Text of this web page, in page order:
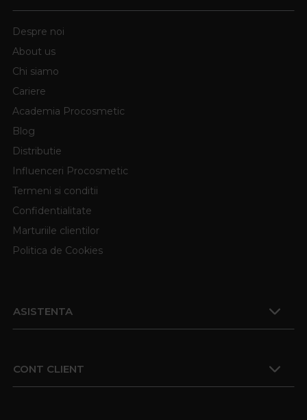
Despre noi
About us
Chi siamo
Cariere
Academia Procosmetic
Blog
Distributie
Influenceri Procosmetic
Termeni si conditii
Confidentialitate
Marturiile clientilor
Politica de Cookies
ASISTENTA
CONT CLIENT